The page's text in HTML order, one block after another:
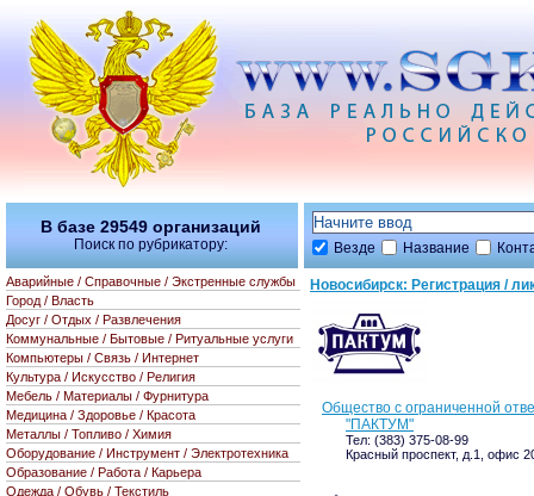
Везде Название
Новосибирск: Регистрация /
Общество с ограниченной
"ПАКТУМ"
Тел: (383) 375-08-99
Красный проспект, д.1, офис
В базе 29549 организаций
Поиск по рубрикатору:
Аварийные / Справочные / Экстренные службы
Город / Власть
Досуг / Отдых / Развлечения
Коммунальные / Бытовые / Ритуальные услуги
Компьютеры / Связь / Интернет
Культура / Искусство / Религия
Мебель / Материалы / Фурнитура
Медицина / Здоровье / Красота
Металлы / Топливо / Химия
Оборудование / Инструмент / Электротехника
Образование / Работа / Карьера
Одежда / Обувь / Текстиль